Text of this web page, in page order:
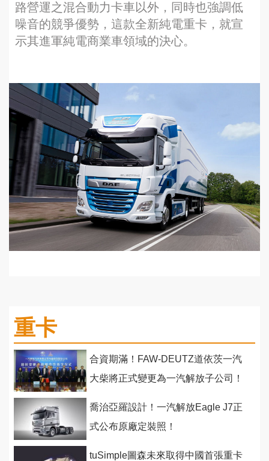
路營運之混合動力卡車以外，同時也強調低
噪音的競爭優勢，這款全新純電重卡，就宣
示其進軍純電商業車領域的決心。
重卡
合資期滿！FAW-DEUTZ道依茨一汽
大柴將正式變更為一汽解放子公司！
喬治亞羅設計！一汽解放Eagle J7正
式公布原廠定裝照！
tuSimple圖森未來取得中國首張重卡